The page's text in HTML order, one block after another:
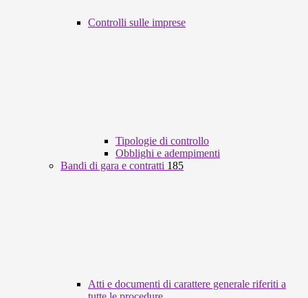
Controlli sulle imprese
Tipologie di controllo
Obblighi e adempimenti
Bandi di gara e contratti 185
Atti e documenti di carattere generale riferiti a